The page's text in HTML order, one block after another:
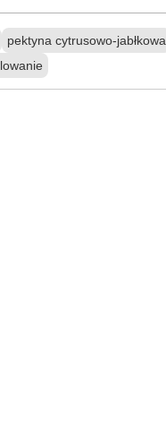
pektyna cytrusowo-jabłkowa